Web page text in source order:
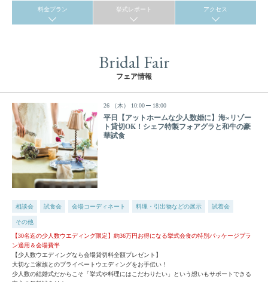
料金プラン 挙式レポート アクセス
Bridal Fair
フェア情報
26 （木） 10:00 18:00
平日【アットホームな少人数婚に】海×リゾー
ト貸切OK！シェフ特製フォアグラと和牛の豪
華試食
相談会 試食会 会場コーディネート 料理・引出物などの展示 試着会
その他
【30名迄の少人数ウエディング限定】約36万円お得になる挙式会食の特別パッケージプラ
ン適用＆会場費半
【少人数ウエディングなら会場貸切料全額プレゼント】
大切なご家族とのプライベートウエディングをお手伝い！
少人数の結婚式だからこそ「挙式や料理にはこだわりたい」という想いもサポートできる